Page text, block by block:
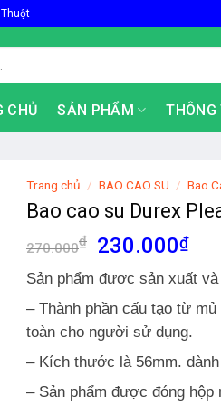
Thuột
CHỦ SẢN PHẨM
Trang chủ / BAO CAO SU / Bao
Bao cao su Durex
270.000₫
Giá
gốc
là:
270.000₫.
230.000₫Giá
hiện
tại
là:
Sản phẩm được sản xuất
– Thành phần cấu tạo từ
toàn cho người sử dụng.
– Kích thước là 56mm.
– Sản phẩm được đóng hộp